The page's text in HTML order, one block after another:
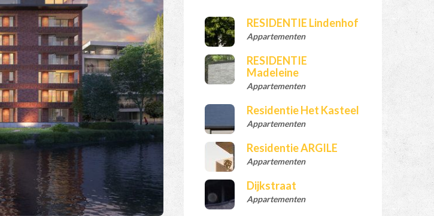
RESIDENTIE Lindenhof
Appartementen
RESIDENTIE
Madeleine
Appartementen
Residentie Het Kasteel
Appartementen
Residentie ARGILE
Appartementen
Dijkstraat
Appartementen